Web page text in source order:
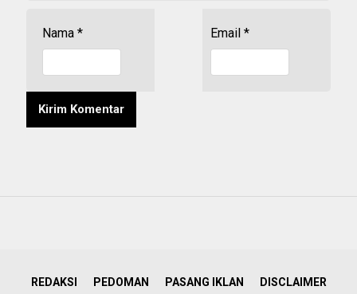
Nama * Email *
REDAKSI PEDOMAN PASANG IKLAN DISCLAIMER